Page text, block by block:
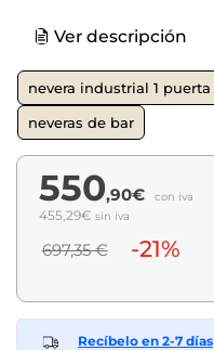
Ver descripción
nevera industrial 1 puerta
neveras de bar
550,90€ con iva
455,29€ sin iva
697,35 € -21%
Recíbelo en 2-7 días